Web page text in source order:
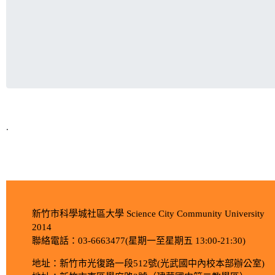
.
新竹市科學城社區大學 Science City Community University
2014
聯絡電話：03-6663477(星期一至星期五 13:00-21:30)
地址：新竹市光復路一段512號(光武國中內校本部辦公室)